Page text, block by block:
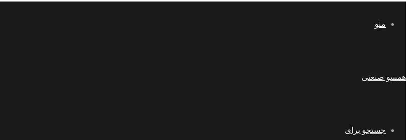
منو
همسو صنعتی
جستجو برای